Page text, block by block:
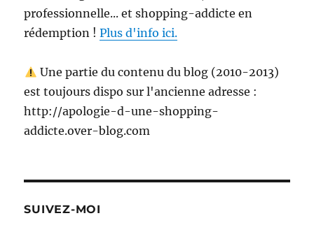
professionnelle... et shopping-addicte en
rédemption !Plus d'info ici.
Une partie du contenu du blog (2010-2013)
est toujours dispo sur l'ancienne adresse :
http://apologie-d-une-shopping-
addicte.over-blog.com
SUIVEZ-MOI